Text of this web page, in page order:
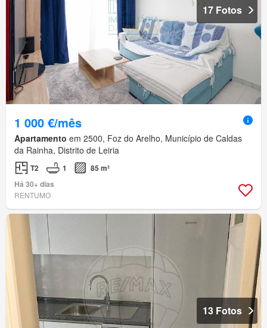
17 Fotos
1 000 €/mês
Apartamento em 2500, Foz do Arelho, Município de Caldas
da Rainha, Distrito de Leiria
T2 1
85 m²
Há 30+ dias
RENTUMO
13 Fotos